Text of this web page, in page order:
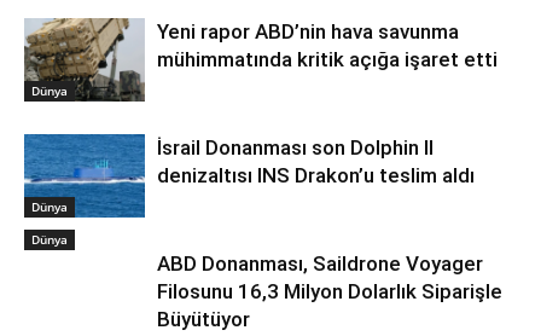
Dünya
Yeni rapor ABD’nin hava savunma
mühimmatında kritik açığa işaret etti
Dünya
İsrail Donanması son Dolphin II
denizaltısı INS Drakon’u teslim aldı
Dünya
ABD Donanması, Saildrone Voyager
Filosunu 16,3 Milyon Dolarlık Siparişle
Büyütüyor